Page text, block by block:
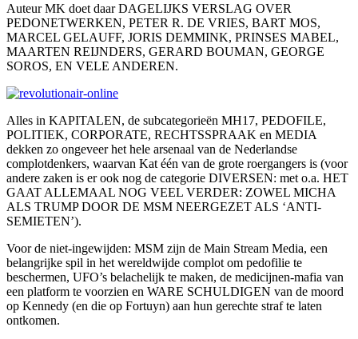
Auteur MK doet daar DAGELIJKS VERSLAG OVER
PEDONETWERKEN, PETER R. DE VRIES, BART MOS,
MARCEL GELAUFF, JORIS DEMMINK, PRINSES MABEL,
MAARTEN REIJNDERS, GERARD BOUMAN, GEORGE
SOROS, EN VELE ANDEREN.
Alles in KAPITALEN, de subcategorieën MH17, PEDOFILE,
POLITIEK, CORPORATE, RECHTSSPRAAK en MEDIA
dekken zo ongeveer het hele arsenaal van de Nederlandse
complotdenkers, waarvan Kat één van de grote roergangers is (voor
andere zaken is er ook nog de categorie DIVERSEN: met o.a. HET
GAAT ALLEMAAL NOG VEEL VERDER: ZOWEL MICHA
ALS TRUMP DOOR DE MSM NEERGEZET ALS ‘ANTI-
SEMIETEN’).
Voor de niet-ingewijden: MSM zijn de Main Stream Media, een
belangrijke spil in het wereldwijde complot om pedofilie te
beschermen, UFO’s belachelijk te maken, de medicijnen-mafia van
een platform te voorzien en WARE SCHULDIGEN van de moord
op Kennedy (en die op Fortuyn) aan hun gerechte straf te laten
ontkomen.